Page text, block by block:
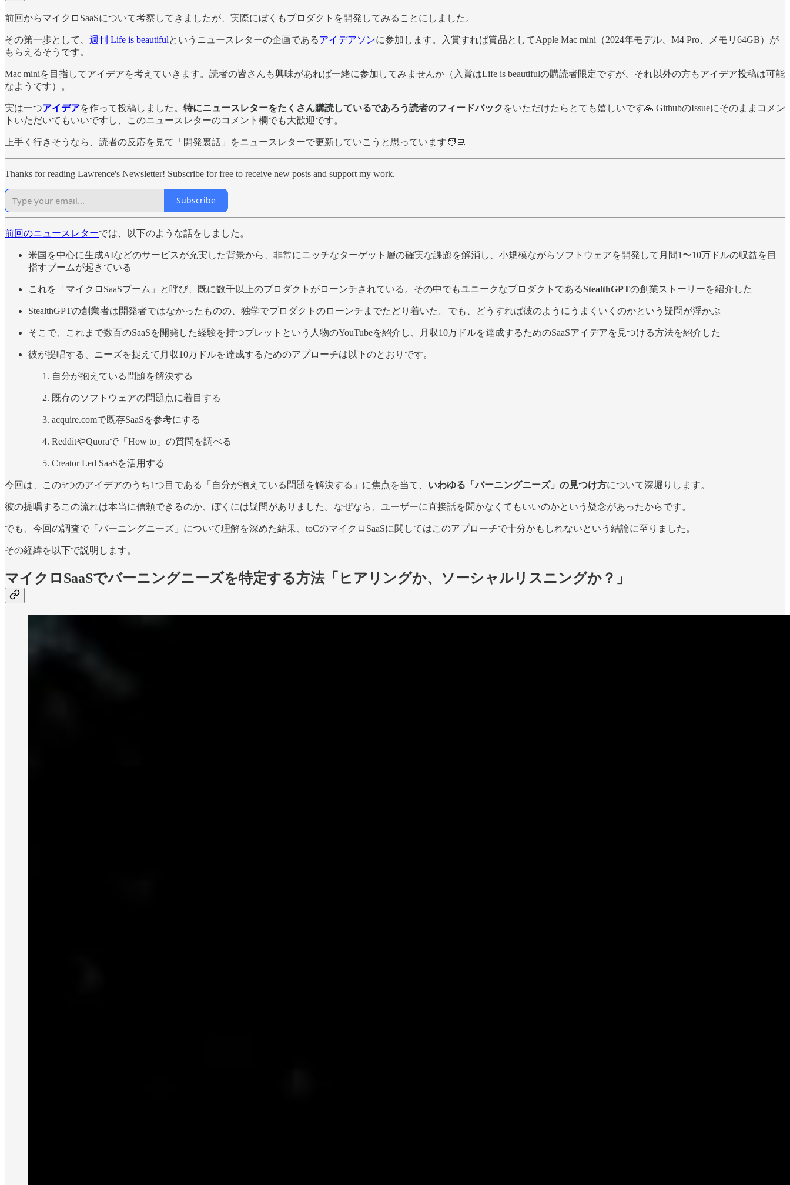
前回からマイクロSaaSについて考察してきましたが、実際にぼくもプロダクトを開発してみることにしました。
その第一歩として、 週刊 Life is beautifulというニュースレターの企画であるアイデアソンに参加します。入賞すれば賞品としてApple Mac mini（2024年モデル、M4 Pro、メモリ64GB）が
もらえるそうです。
Mac miniを目指してアイデアを考えていきます。読者の皆さんも興味があれば一緒に参加してみませんか（入賞はLife is beautifulの購読者限定ですが、それ以外の方もアイデア投稿は可能
なようです）。
実は一つアイデアを作って投稿しました。 特にニュースレターをたくさん購読しているであろう読者のフィードバック をいただけたらとても嬉しいです🙏 GithubのIssueにそのままコメン
トいただいてもいいですし、このニュースレターのコメント欄でも大歓迎です。
上手く行きそうなら、読者の反応を見て「開発裏話」をニュースレターで更新していこうと思っています🧑‍💻
Thanks for reading Lawrence's Newsletter! Subscribe for free to receive new posts and support my work.
Subscribe
前回のニュースレターでは、以下のような話をしました。
米国を中心に生成AIなどのサービスが充実した背景から、非常にニッチなターゲット層の確実な課題を解消し、小規模ながらソフトウェアを開発して月間1〜10万ドルの収益を目
指すブームが起きている
これを「マイクロSaaSブーム」と呼び、既に数千以上のプロダクトがローンチされている。その中でもユニークなプロダクトであるStealthGPTの創業ストーリーを紹介した
StealthGPTの創業者は開発者ではなかったものの、独学でプロダクトのローンチまでたどり着いた。でも、どうすれば彼のようにうまくいくのかという疑問が浮かぶ
そこで、これまで数百のSaaSを開発した経験を持つブレットという人物のYouTubeを紹介し、月収10万ドルを達成するためのSaaSアイデアを見つける方法を紹介した
彼が提唱する、ニーズを捉えて月収10万ドルを達成するためのアプローチは以下のとおりです。
自分が抱えている問題を解決する
既存のソフトウェアの問題点に着目する
acquire.comで既存SaaSを参考にする
RedditやQuoraで「How to」の質問を調べる
Creator Led SaaSを活用する
今回は、この5つのアイデアのうち1つ目である「自分が抱えている問題を解決する」に焦点を当て、 いわゆる「バーニングニーズ」の見つけ方について深堀りします。
彼の提唱するこの流れは本当に信頼できるのか、ぼくには疑問がありました。なぜなら、ユーザーに直接話を聞かなくてもいいのかという疑念があったからです。
でも、今回の調査で「バーニングニーズ」について理解を深めた結果、toCのマイクロSaaSに関してはこのアプローチで十分かもしれないという結論に至りました。
その経緯を以下で説明します。
マイクロSaaSでバーニングニーズを特定する方法「ヒアリングか、ソーシャルリスニングか？」